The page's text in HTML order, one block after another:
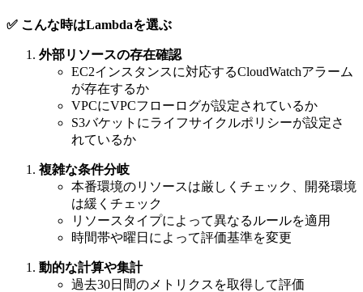
✅ こんな時はLambdaを選ぶ
外部リソースの存在確認
EC2インスタンスに対応するCloudWatchアラーム
が存在するか
VPCにVPCフローログが設定されているか
S3バケットにライフサイクルポリシーが設定さ
れているか
複雑な条件分岐
本番環境のリソースは厳しくチェック、開発環境
は緩くチェック
リソースタイプによって異なるルールを適用
時間帯や曜日によって評価基準を変更
動的な計算や集計
過去30日間のメトリクスを取得して評価